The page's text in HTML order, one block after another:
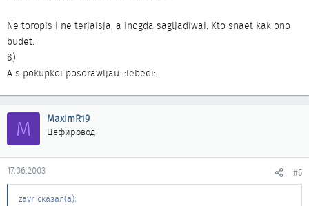
Ne toropis i ne terjaisja, a inogda sagljadiwai. Kto snaet kak ono
budet.
8)
A s pokupkoi posdrawljau. :lebedi:
M MaximR19
Цефировод
17.06.2003 #5
zavr сказал(а):